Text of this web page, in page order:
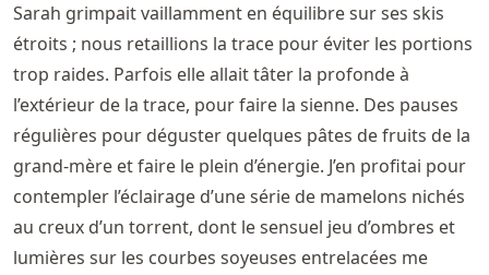
Sarah grimpait vaillamment en équilibre sur ses skis
étroits ; nous retaillions la trace pour éviter les portions
trop raides. Parfois elle allait tâter la profonde à
l’extérieur de la trace, pour faire la sienne. Des pauses
régulières pour déguster quelques pâtes de fruits de la
grand-mère et faire le plein d’énergie. J’en profitai pour
contempler l’éclairage d’une série de mamelons nichés
au creux d’un torrent, dont le sensuel jeu d’ombres et
lumières sur les courbes soyeuses entrelacées me